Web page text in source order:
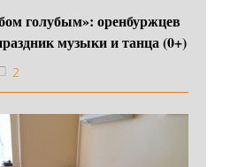
голубым»: оренбуржцев
музыки и танца (0+)
2